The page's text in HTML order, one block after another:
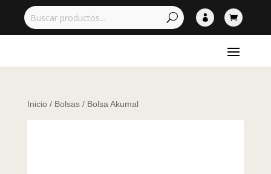
 
Inicio/ Bolsas/ Bolsa Akumal